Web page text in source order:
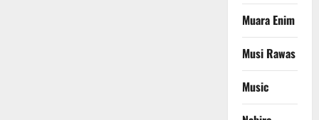
Muara Enim
Musi Rawas
Music